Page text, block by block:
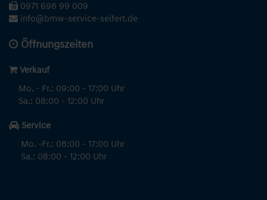
0971 698 99 009
info@bmw-service-seifert.de
Öffnungszeiten
Verkauf
Mo. - Fr.: 09:00 - 17:00 Uhr
Sa.: 08:00 - 12:00 Uhr
Service
Mo. -Fr.: 08:00 - 17:00 Uhr
Sa.: 08:00 - 12:00 Uhr